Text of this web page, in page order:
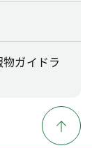
ガイドラ